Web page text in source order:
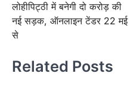
लोहीपिट्ठी में बनेगी दो करोड़ की
नई सड़क, ऑनलाइन टेंडर 22 मई
से
Related Posts